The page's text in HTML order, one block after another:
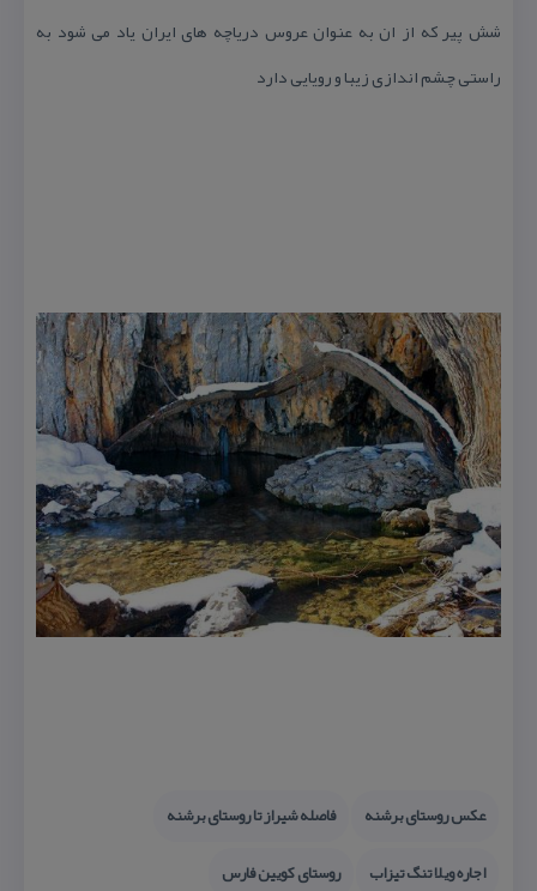
شش پیر كه از ان به عنوان عروس دریاچه های ایران یاد می شود به
راستی چشم اندازی زیبا و رویایی دارد
عكس روستای برشنه
فاصله شیراز تا روستای برشنه
اجاره ویلا تنگ تیزاب
روستای كویین فارس